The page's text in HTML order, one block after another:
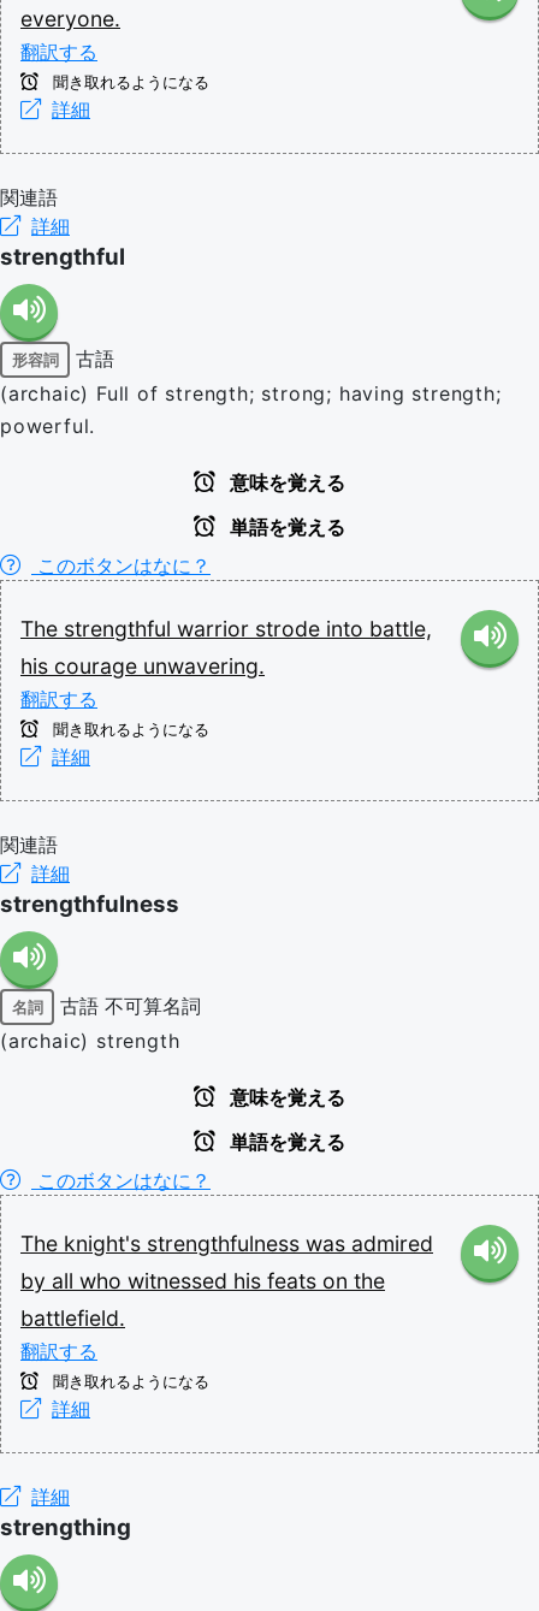
everyone.
翻訳する
聞き取れるようになる
詳細
関連語
詳細
strengthful
形容詞
古語
(archaic) Full of strength; strong; having strength;
powerful.
意味を覚える
単語を覚える
このボタンはなに？
The strengthful warrior strode into battle,
his courage unwavering.
翻訳する
聞き取れるようになる
詳細
関連語
詳細
strengthfulness
名詞 古語 不可算名詞
(archaic) strength
意味を覚える
単語を覚える
このボタンはなに？
The knight's strengthfulness was admired
by all who witnessed his feats on the
battlefield.
翻訳する
聞き取れるようになる
詳細
詳細
strengthing